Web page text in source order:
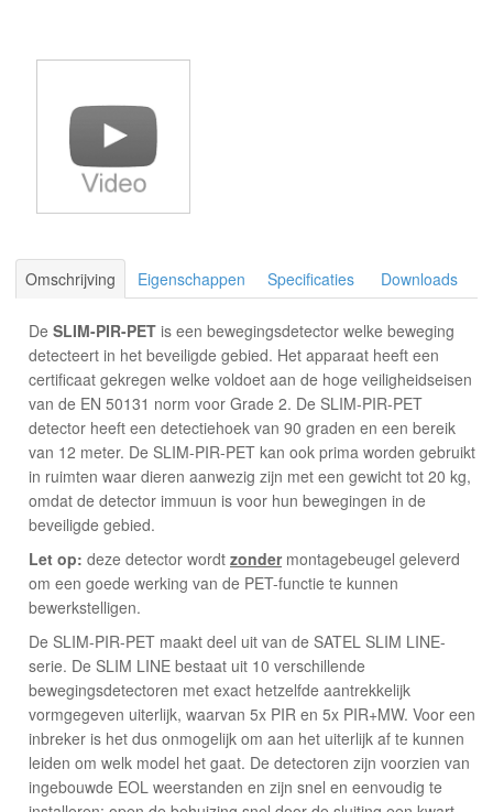
Omschrijving Eigenschappen Specificaties Downloads
De SLIM-PIR-PET is een bewegingsdetector welke beweging
detecteert in het beveiligde gebied. Het apparaat heeft een
certificaat gekregen welke voldoet aan de hoge veiligheidseisen
van de EN 50131 norm voor Grade 2. De SLIM-PIR-PET
detector heeft een detectiehoek van 90 graden en een bereik
van 12 meter. De SLIM-PIR-PET kan ook prima worden gebruikt
in ruimten waar dieren aanwezig zijn met een gewicht tot 20 kg,
omdat de detector immuun is voor hun bewegingen in de
beveiligde gebied.
Let op: deze detector wordt zondermontagebeugel geleverd
om een goede werking van de PET-functie te kunnen
bewerkstelligen.
De SLIM-PIR-PET maakt deel uit van de SATEL SLIM LINE-
serie. De SLIM LINE bestaat uit 10 verschillende
bewegingsdetectoren met exact hetzelfde aantrekkelijk
vormgegeven uiterlijk, waarvan 5x PIR en 5x PIR+MW. Voor een
inbreker is het dus onmogelijk om aan het uiterlijk af te kunnen
leiden om welk model het gaat. De detectoren zijn voorzien van
ingebouwde EOL weerstanden en zijn snel en eenvoudig te